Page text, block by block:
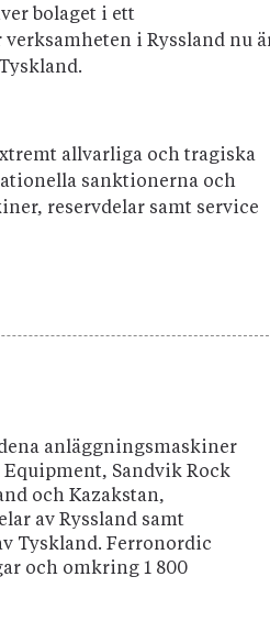
bolaget i ett
i Ryssland nu
allvarliga och tragiska
sanktionerna och
reservdelar samt service
anläggningsmaskiner
Sandvik Rock
och Kazakstan,
av Ryssland samt
Tyskland. Ferronordic
och omkring 1 800